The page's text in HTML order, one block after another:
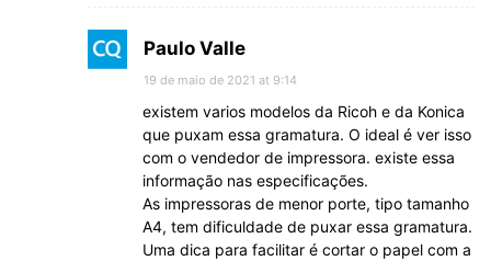
Paulo Valle
19 de maio de 2021 at 9:14
existem varios modelos da Ricoh e da Konica
que puxam essa gramatura. O ideal é ver isso
com o vendedor de impressora. existe essa
informação nas especificações.
As impressoras de menor porte, tipo tamanho
A4, tem dificuldade de puxar essa gramatura.
Uma dica para facilitar é cortar o papel com a